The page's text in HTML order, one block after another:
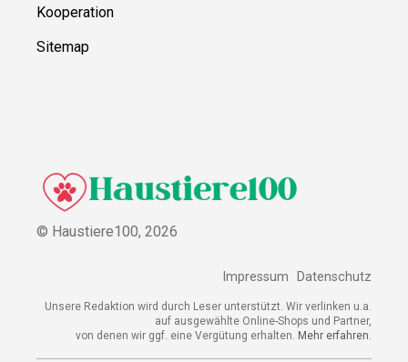
Kooperation
Sitemap
© Haustiere100, 2026
Impressum Datenschutz
Unsere Redaktion wird durch Leser unterstützt. Wir verlinken u.a.
auf ausgewählte Online-Shops und Partner,
von denen wir ggf. eine Vergütung erhalten. Mehr erfahren.